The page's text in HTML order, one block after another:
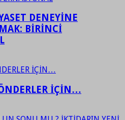
DENEYİNE
BİRİNCİ
İÇİN…